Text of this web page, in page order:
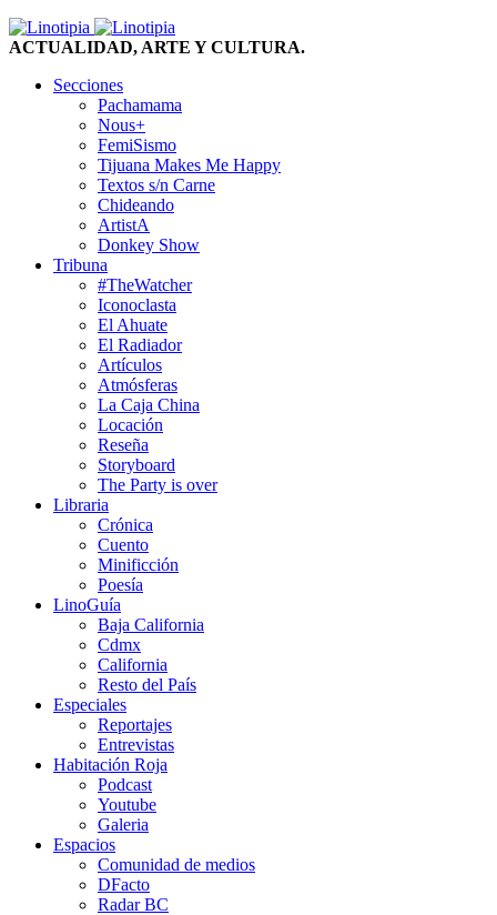
ACTUALIDAD, ARTE Y CULTURA.
Secciones
Pachamama
Nous+
FemiSismo
Tijuana Makes Me Happy
Textos s/n Carne
Chideando
ArtistA
Donkey Show
Tribuna
#TheWatcher
Iconoclasta
El Ahuate
El Radiador
Artículos
Atmósferas
La Caja China
Locación
Reseña
Storyboard
The Party is over
Libraria
Crónica
Cuento
Minificción
Poesía
LinoGuía
Baja California
Cdmx
California
Resto del País
Especiales
Reportajes
Entrevistas
Habitación Roja
Podcast
Youtube
Galeria
Espacios
Comunidad de medios
DFacto
Radar BC